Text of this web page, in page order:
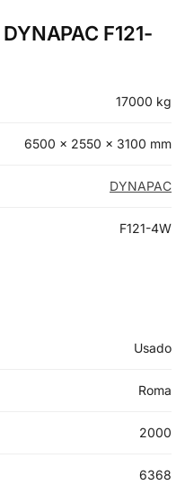
F121-
17000 kg
6500 × 2550 × 3100 mm
DYNAPAC
F121-4W
Usado
Roma
2000
6368